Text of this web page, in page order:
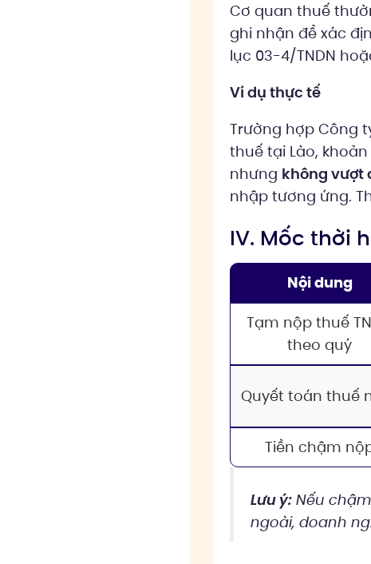
Cơ quan thuế
ghi nhận để xác
lục 03-4/TNDN
Ví dụ thực tế
Trường hợp Công
thuế tại Lào,
nhưng không vượt
nhập tương ứng.
IV. Mốc thời
Nội dung
Tạm nộp thuế
theo quý
Quyết toán thuế
Tiền chậm
Lưu ý:Nếu
ngoài, doanh